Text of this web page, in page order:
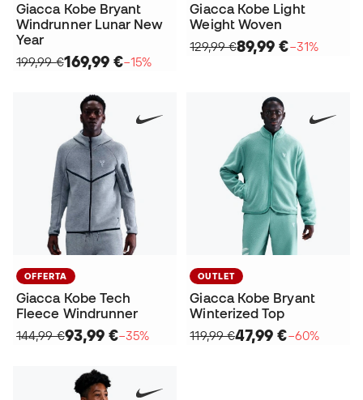
Giacca Kobe Bryant
Windrunner Lunar New
Year
199,99 €169,99 €−15%
Giacca Kobe Light
Weight Woven
129,99 €89,99 €−31%
OFFERTA
Giacca Kobe Tech
Fleece Windrunner
144,99 €93,99 €−35%
OUTLET
Giacca Kobe Bryant
Winterized Top
119,99 €47,99 €−60%